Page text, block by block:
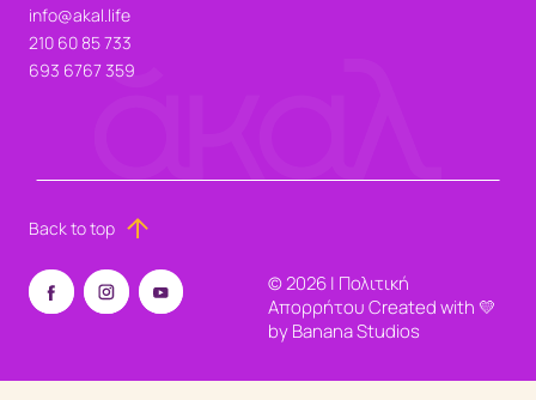
info@akal.life
210 60 85 733
693 6767 359
Back to top
© 2026 | Πολιτική
Απορρήτου Created with 💛
by Banana Studios